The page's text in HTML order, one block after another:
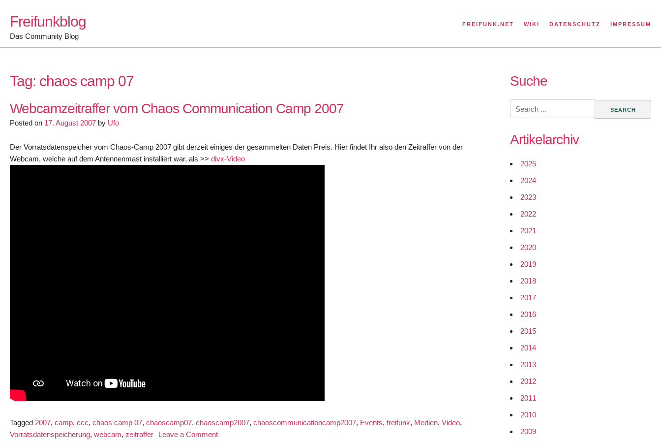
content
Freifunkblog
Das Community Blog
FREIFUNK.NET WIKI DATENSCHUTZ IMPRESSUM
Tag: chaos camp 07
Webcamzeitraffer vom Chaos Communication Camp 2007
Posted on 17. August 2007 by Ufo
Der Vorratsdatenspeicher vom Chaos-Camp 2007 gibt derzeit einiges der gesammelten Daten Preis. Hier findet Ihr also den Zeitraffer von der
Webcam, welche auf dem Antennenmast installiert war, als >> divx-Video
Tagged 2007, camp, ccc, chaos camp 07, chaoscamp07, chaoscamp2007, chaoscommunicationcamp2007, Events, freifunk, Medien, Video,
Vorratsdatenspeicherung, webcam, zeitraffer Leave a Commenton
Suche
Search
for:
Artikelarchiv
2025
2024
2023
2022
2021
2020
2019
2018
2017
2016
2015
2014
2013
2012
2011
2010
2009